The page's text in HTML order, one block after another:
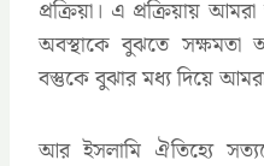
প্রক্রিয়া। এ প্রক্রিয়ায়
অবস্থাকে বুঝতে সক্ষমতা
বস্তুকে বুঝার মধ্য দিয়ে
আর ইসলামি ঐতিহ্যে